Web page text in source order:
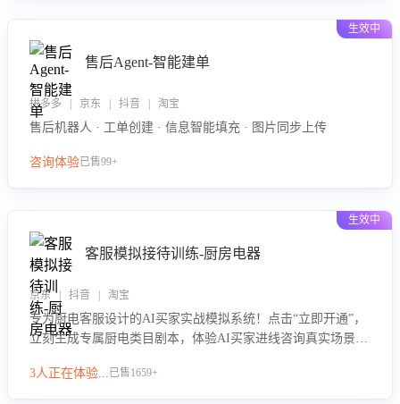
生效中
售后Agent-智能建单
拼多多 | 京东 | 抖音 | 淘宝
售后机器人 · 工单创建 · 信息智能填充 · 图片同步上传
咨询体验已售99+
生效中
客服模拟接待训练-厨房电器
京东 | 抖音 | 淘宝
专为厨电客服设计的AI买家实战模拟系统！点击“立即开通”，
立刻生成专属厨电类目剧本，体验AI买家进线咨询真实场景训
技巧！
3人正在体验...已售1659+